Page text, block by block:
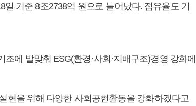
일 기준 8조2738억 원으로 늘어났다. 점유율도 기
에 발맞춰 ESG(환경·사회·지배구조)경영 강화에
현을 위해 다양한 사회공헌활동을 강화하겠다고